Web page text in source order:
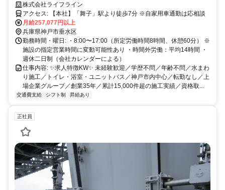
株式会社ライフライン
アクセス: 【本社】「舞子」駅より徒歩7分 ※自家用車通勤は応相談
月給257,077円以上
兵庫県神戸市垂水区
勤務時間・曜日: ・8:00〜17:00（所定労働時間8時間、休憩60分） ※
施設の指定営業時間に変動可能性あり ・時間外労働：平均14時間 ・
週休二日制（会社カレンダーによる）
仕事内容: ✨求人特徴KW✨ 未経験歓迎／学歴不問／年齢不問／水まわ
り施工／トイレ・浴室・ユニットバス／神戸市内中心／転勤なし／上
場企業グループ／創業35年／累計15,000件超の施工実績／資格取...
交通費支給 シフト制 昇給あり
正社員